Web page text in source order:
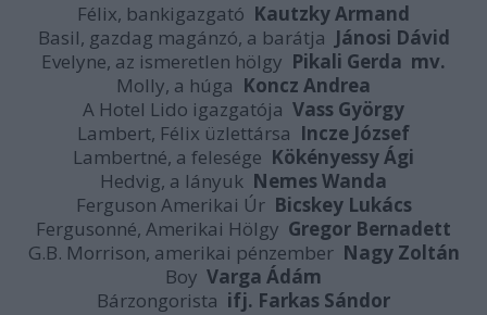
Félix, bankigazgató Kautzky Armand
Basil, gazdag magánzó, a barátja Jánosi Dávid
Evelyne, az ismeretlen hölgy Pikali Gerda mv.
Molly, a húga Koncz Andrea
A Hotel Lido igazgatója Vass György
Lambert, Félix üzlettársa Incze József
Lambertné, a felesége Kökényessy Ági
Hedvig, a lányuk Nemes Wanda
Ferguson Amerikai Úr Bicskey Lukács
Fergusonné, Amerikai Hölgy Gregor Bernadett
G.B. Morrison, amerikai pénzember Nagy Zoltán
Boy Varga Ádám
Bárzongorista ifj. Farkas Sándor